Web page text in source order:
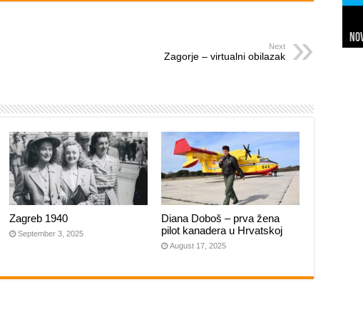
Next
Zagorje – virtualni obilazak
Zagreb 1940
September 3, 2025
Diana Doboš – prva žena
pilot kanadera u Hrvatskoj
August 17, 2025
7
24